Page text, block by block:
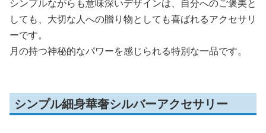
シンプルながらも意味深いデザインは、自分へのご褒美と
しても、大切な人への贈り物としても喜ばれるアクセサリ
ーです。
月の持つ神秘的なパワーを感じられる特別な一品です。
シンプル細身華奢シルバーアクセサリー